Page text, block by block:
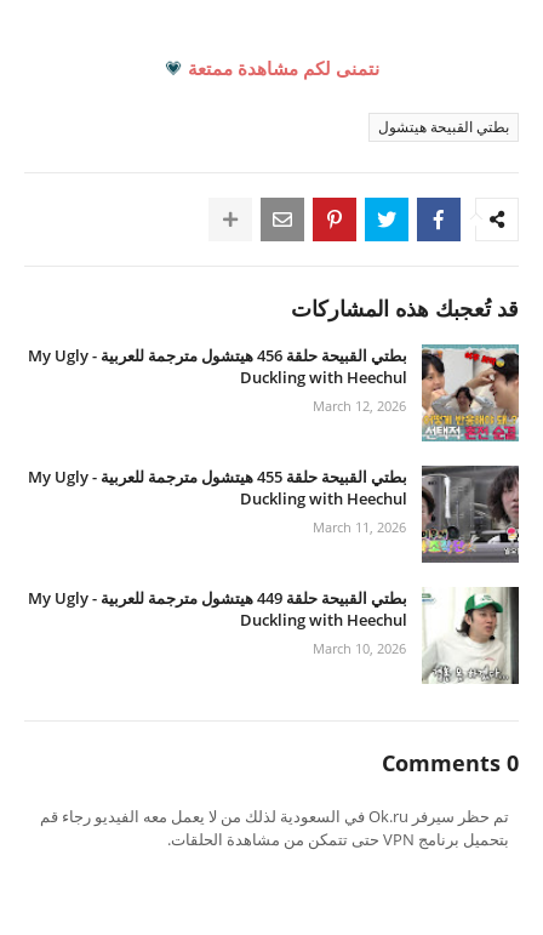
نتمنى لكم مشاهدة ممتعة 💗
بطتي القبيحة هيتشول
قد تُعجبك هذه المشاركات
بطتي القبيحة حلقة 456 هيتشول مترجمة للعربية - My Ugly
Duckling with Heechul
March 12, 2026
بطتي القبيحة حلقة 455 هيتشول مترجمة للعربية - My Ugly
Duckling with Heechul
March 11, 2026
بطتي القبيحة حلقة 449 هيتشول مترجمة للعربية - My Ugly
Duckling with Heechul
March 10, 2026
0 Comments
تم حظر سيرفر Ok.ru في السعودية لذلك من لا يعمل معه الفيديو رجاء قم
بتحميل برنامج VPN حتى تتمكن من مشاهدة الحلقات.